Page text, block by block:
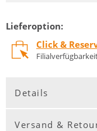
Lieferoption:
Click &
Details
Versand &